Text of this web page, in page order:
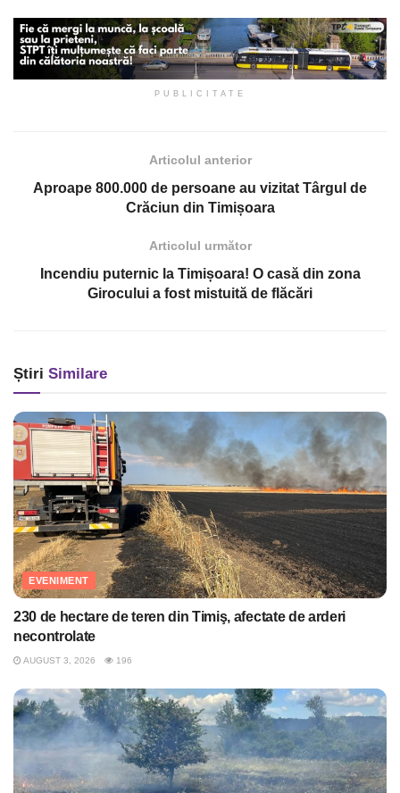
PUBLICITATE
Articolul anterior
Aproape 800.000 de persoane au vizitat Târgul de
Crăciun din Timișoara
Articolul următor
Incendiu puternic la Timișoara! O casă din zona
Girocului a fost mistuită de flăcări
Știri Similare
EVENIMENT
230 de hectare de teren din Timiş, afectate de arderi
necontrolate
AUGUST 3, 2026 196